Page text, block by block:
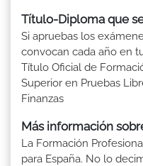
Título-Diploma que
Si apruebas los
convocan cada año en
Título Oficial de
Superior en Pruebas
Finanzas
Más información
La Formación
para España. No lo